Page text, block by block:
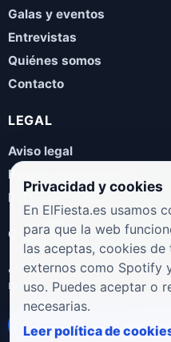
Galas y eventos
Entrevistas
Quiénes somos
Contacto
LEGAL
Aviso legal
Política de privacidad
Política de cookies
COLABORA
¿Eres artista, manager,
novedades, galas,
Enviar
Privacidad y cookies
En ElFiesta.es usamos
para que la web
las aceptas, cookies
externos como Spotify
uso. Puedes aceptar o
necesarias.
Leer política de